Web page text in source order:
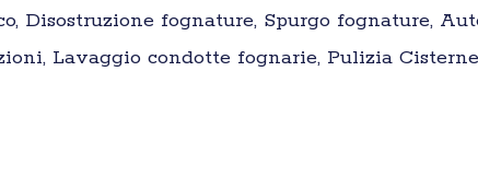
Disostruzione fognature, Spurgo fognature,
Lavaggio condotte fognarie, Pulizia